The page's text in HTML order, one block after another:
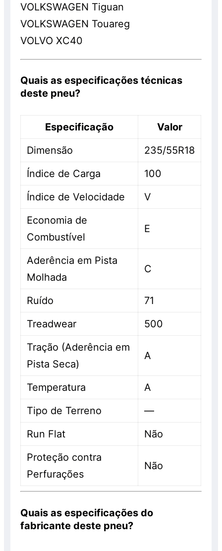
VOLKSWAGEN Tiguan
VOLKSWAGEN Touareg
VOLVO XC40
Quais as especificações técnicas
deste pneu?
Especificação
Valor
Dimensão
235/55R18
Índice de Carga
100
Índice de Velocidade
V
Economia de
Combustível
E
Aderência em Pista
Molhada
C
Ruído
71
Treadwear
500
Tração (Aderência em
Pista Seca)
A
Temperatura
A
Tipo de Terreno
—
Run Flat
Não
Proteção contra
Perfurações
Não
Quais as especificações do
fabricante deste pneu?